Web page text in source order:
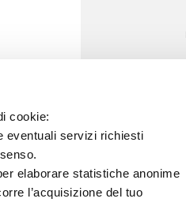
cookie:
eventuali servizi richiesti
elaborare statistiche anonime
l’acquisizione del tuo